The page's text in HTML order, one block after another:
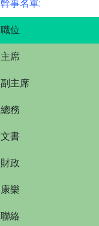
幹事名單:
職位
主席
副主席
總務
文書
財政
康樂
聯絡